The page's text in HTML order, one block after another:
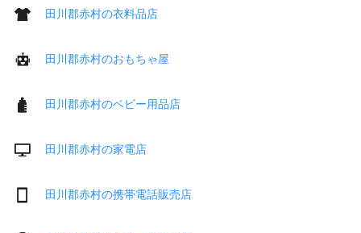
田川郡赤村の衣料品店
田川郡赤村のおもちゃ屋
田川郡赤村のベビー用品店
田川郡赤村の家電店
田川郡赤村の携帯電話販売店